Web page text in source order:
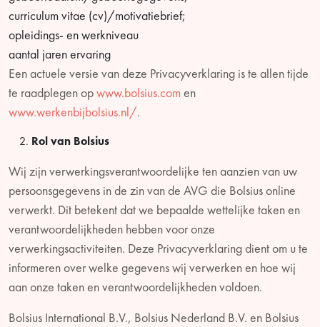
curriculum vitae (cv)/motivatiebrief;
opleidings- en werkniveau
aantal jaren ervaring
Een actuele versie van deze Privacyverklaring is te allen tijde
te raadplegen opwww.bolsius.com en
www.werkenbijbolsius.nl/.
Rol van Bolsius
Wij zijn verwerkingsverantwoordelijke ten aanzien van uw
persoonsgegevens in de zin van de AVG die Bolsius online
verwerkt. Dit betekent dat we bepaalde wettelijke taken en
verantwoordelijkheden hebben voor onze
verwerkingsactiviteiten. Deze Privacyverklaring dient om u te
informeren over welke gegevens wij verwerken en hoe wij
aan onze taken en verantwoordelijkheden voldoen.
Bolsius International B.V., Bolsius Nederland B.V. en Bolsius